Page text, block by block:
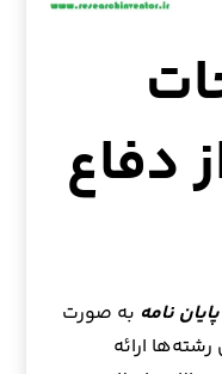
دفاع
نامه به صورت
ارائه